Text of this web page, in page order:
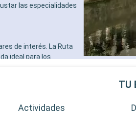
las especialidades
de interés. La Ruta
ideal para los
renombre mundial.
TU
Actividades